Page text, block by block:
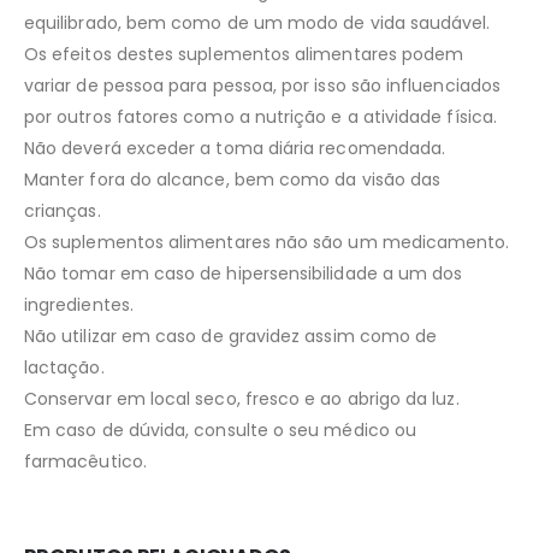
equilibrado, bem como de um modo de vida saudável.
Os efeitos destes suplementos alimentares podem
variar de pessoa para pessoa, por isso são influenciados
por outros fatores como a nutrição e a atividade física.
Não deverá exceder a toma diária recomendada.
Manter fora do alcance, bem como da visão das
crianças.
Os suplementos alimentares não são um medicamento.
Não tomar em caso de hipersensibilidade a um dos
ingredientes.
Não utilizar em caso de gravidez assim como de
lactação.
Conservar em local seco, fresco e ao abrigo da luz.
Em caso de dúvida, consulte o seu médico ou
farmacêutico.